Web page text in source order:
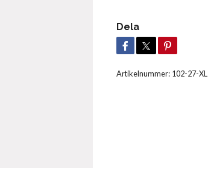
Dela
Artikelnummer: 102-27-XL